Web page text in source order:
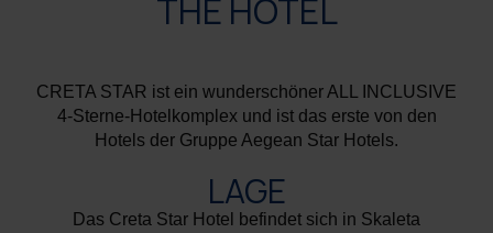
THE HOTEL
CRETA STAR ist ein wunderschöner ALL INCLUSIVE
4-Sterne-Hotelkomplex und ist das erste von den
Hotels der Gruppe Aegean Star Hotels.
LAGE
Das Creta Star Hotel befindet sich in Skaleta